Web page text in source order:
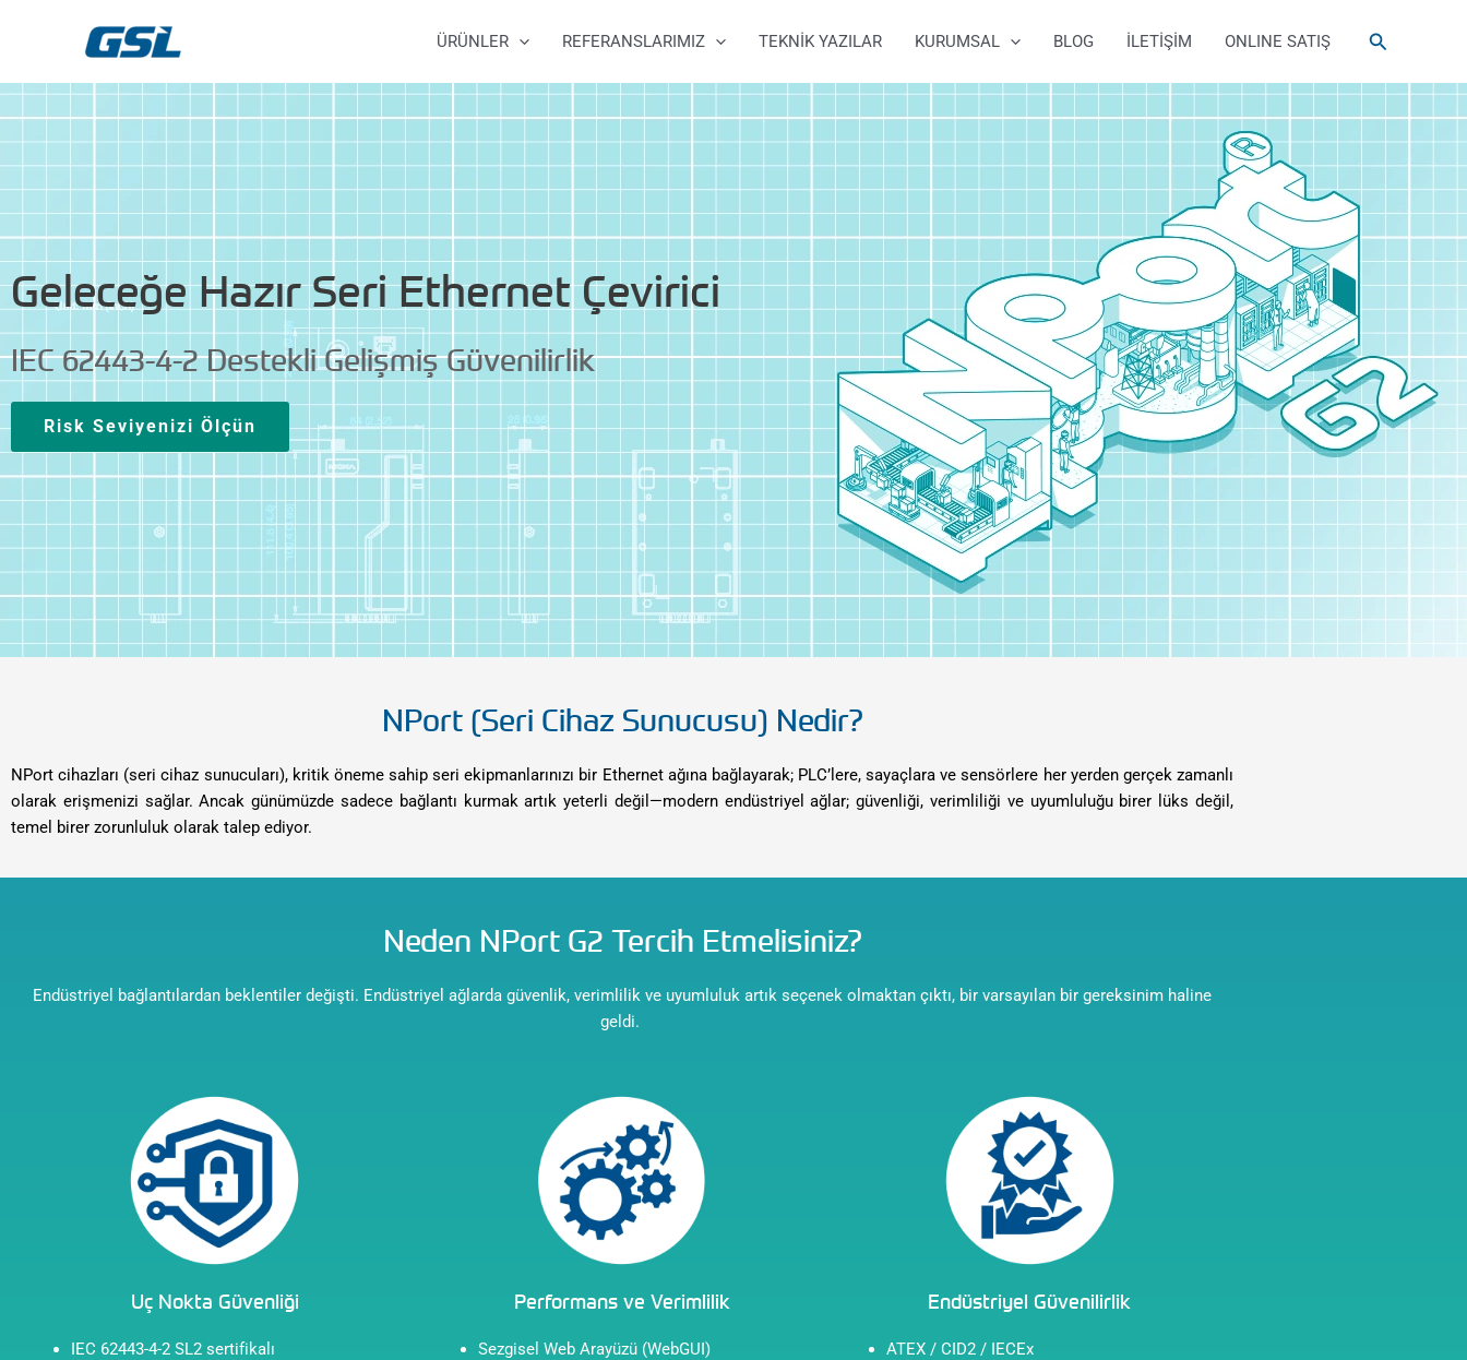
ÜRÜNLER REFERANSLARIMIZ TEKNİK YAZILAR KURUMSAL BLOG İLETİŞİM ONLINE SATIŞ Arama
Moxa NPort G2 | Seri Ethernet Çevirici
Geleceğe Hazır Seri Ethernet Çevirici
IEC 62443-4-2 Destekli Gelişmiş Güvenilirlik
Risk Seviyenizi Ölçün
NPort (Seri Cihaz Sunucusu) Nedir?
NPort cihazları (seri cihaz sunucuları), kritik öneme sahip seri ekipmanlarınızı bir Ethernet ağına bağlayarak; PLC’lere, sayaçlara ve sensörlere her yerden gerçek zamanlı
olarak erişmenizi sağlar. Ancak günümüzde sadece bağlantı kurmak artık yeterli değil—modern endüstriyel ağlar; güvenliği, verimliliği ve uyumluluğu birer lüks değil,
temel birer zorunluluk olarak talep ediyor.
Neden NPort G2 Tercih Etmelisiniz?
Endüstriyel bağlantılardan beklentiler değişti. Endüstriyel ağlarda güvenlik, verimlilik ve uyumluluk artık seçenek olmaktan çıktı, bir varsayılan bir gereksinim haline
geldi.
Uç Nokta Güvenliği
IEC 62443-4-2 SL2 sertifikalı
Performans ve Verimlilik
Sezgisel Web Arayüzü (WebGUI)
Endüstriyel Güvenilirlik
ATEX / CID2 / IECEx